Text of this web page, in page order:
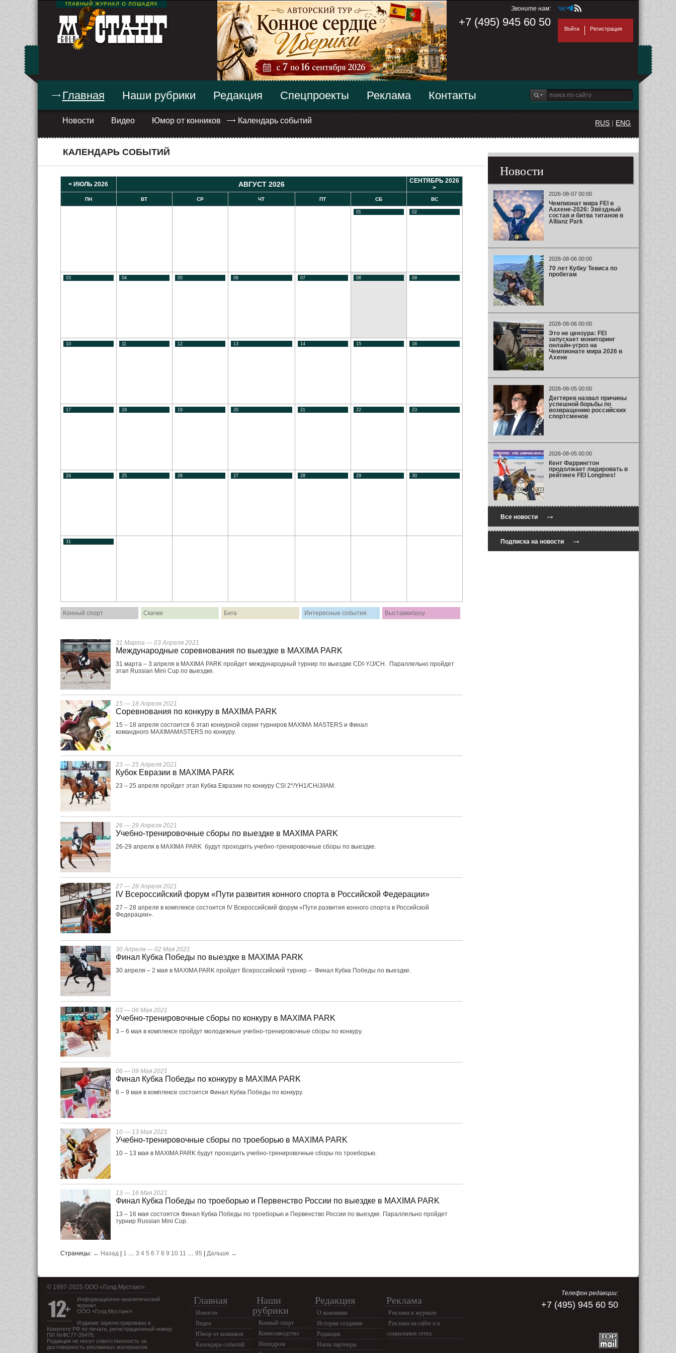
ГЛАВНЫЙ ЖУРНАЛ О ЛОШАДЯХ
Звоните нам:
+7 (495) 945 60 50
Войти Регистрация
Главная
Новости Видео Юмор от конников Календарь событий
Наши рубрики Редакция Спецпроекты Реклама Контакты
RUS | ENG
КАЛЕНДАРЬ СОБЫТИЙ
< ИЮЛЬ 2026 АВГУСТ 2026
СЕНТЯБРЬ 2026
>
ПН ВТ СР ЧТ ПТ СБ ВС
01 02
03 04 05 06 07 08 09
10 11 12 13 14 15 16
17 18 19 20 21 22 23
24 25 26 27 28 29 30
31
Конный спорт Скачки Бега Интересные события Выставки/шоу
31 Марта — 03 Апреля 2021
Международные соревнования по выездке в MAXIMA PARK
31 марта – 3 апреля в MAXIMA PARK пройдет международный турнир по выездке CDI-Y/J/CH. Параллельно пройдет
этап Russian Mini Cup по выездке.
15 — 18 Апреля 2021
Соревнования по конкуру в MAXIMA PARK
15 – 18 апреля состоится 6 этап конкурной серии турниров MAXIMA MASTERS и Финал
командного MAXIMAMASTERS по конкуру.
23 — 25 Апреля 2021
Кубок Евразии в MAXIMA PARK
23 – 25 апреля пройдет этап Кубка Евразии по конкуру CSI 2*/YH1/CH/J/IAM.
26 — 29 Апреля 2021
Учебно-тренировочные сборы по выездке в MAXIMA PARK
26-29 апреля в MAXIMA PARK будут проходить учебно-тренировочные сборы по выездке.
27 — 28 Апреля 2021
IV Всероссийский форум «Пути развития конного спорта в Российской Федерации»
27 – 28 апреля в комплексе состоится IV Всероссийский форум «Пути развития конного спорта в Российской
Федерации».
30 Апреля — 02 Мая 2021
Финал Кубка Победы по выездке в MAXIMA PARK
30 апреля – 2 мая в MAXIMA PARK пройдет Всероссийский турнир – Финал Кубка Победы по выездке.
03 — 06 Мая 2021
Учебно-тренировочные сборы по конкуру в MAXIMA PARK
3 – 6 мая в комплексе пройдут молодежные учебно-тренировочные сборы по конкуру.
06 — 09 Мая 2021
Финал Кубка Победы по конкуру в MAXIMA PARK
6 – 9 мая в комплексе состоится Финал Кубка Победы по конкуру.
10 — 13 Мая 2021
Учебно-тренировочные сборы по троеборью в MAXIMA PARK
10 – 13 мая в MAXIMA PARK будут проходить учебно-тренировочные сборы по троеборью.
13 — 16 Мая 2021
Финал Кубка Победы по троеборью и Первенство России по выездке в MAXIMA PARK
13 – 16 мая состоятся Финал Кубка Победы по троеборью и Первенство России по выездке. Параллельно пройдет
турнир Russian Mini Cup.
Страницы: ← Назад| 1 … 3 4 5 6 7 8 9 10 11 … 95 Дальше →
Новости
2026-08-07 00:00
Чемпионат мира FEI в
Аахене-2026: Звёздный
состав и битва титанов в
Allianz Park
2026-08-06 00:00
70 лет Кубку Тевиса по
пробегам
2026-08-06 00:00
Это не цензура: FEI
запускает мониторинг
онлайн-угроз на
Чемпионате мира 2026 в
Ахене
2026-08-05 00:00
Дегтярев назвал причины
успешной борьбы по
возвращению российских
спортсменов
2026-08-05 00:00
Кент Фаррингтон
продолжает лидировать в
рейтинге FEI Longines!
Все новости→
Подписка на новости→
© 1997-2025 OOO «Голд Мустанг»
Информационно-аналитический
журнал
ООО «Голд Мустанг»
Издание зарегистрировано в
Комитете РФ по печати, регистрационный номер
ПИ №ФС77-26476.
Редакция не несет ответственность за
достоверность рекламных материалов.
Главная
Новости
Видео
Юмор от конников
Календарь событий
Наши
рубрики
Конный спорт
Коннозаводство
Ипподром
Редакция
О компании
История создания
Редакция
Наши партнеры
Реклама
Реклама в журнале
Реклама на сайте и в
социальных сетях
Телефон редакции:
+7 (495) 945 60 50